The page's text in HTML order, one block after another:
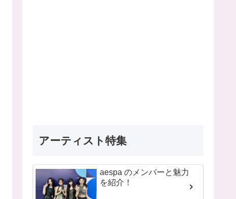
アーティスト特集
aespa のメンバーと魅力
を紹介！